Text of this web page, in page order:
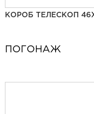
КОРОБ ТЕЛЕСКОП
ПОГОНАЖ